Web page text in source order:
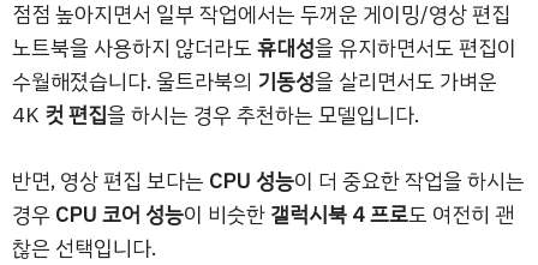
점점 높아지면서 일부 작업에서는 두꺼운 게이밍/영상 편집
노트북을 사용하지 않더라도휴대성을 유지하면서도 편집이
수월해졌습니다. 울트라북의 기동성을 살리면서도 가벼운
4K 컷 편집을 하시는 경우 추천하는 모델입니다.
반면, 영상 편집 보다는 CPU 성능이 더 중요한 작업을 하시는
경우 CPU 코어 성능이 비슷한갤럭시북 4 프로도 여전히 괜
찮은 선택입니다.